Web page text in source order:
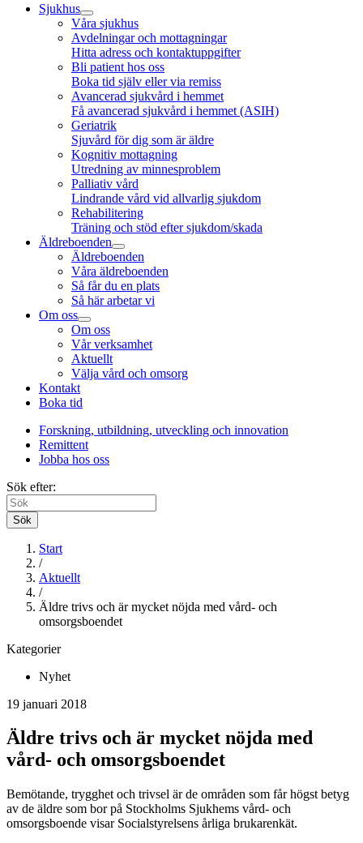
Sjukhus
Våra sjukhus
Avdelningar och mottagningar
Hitta adress och kontaktuppgifter
Bli patient hos oss
Boka tid själv eller via remiss
Avancerad sjukvård i hemmet
Få avancerad sjukvård i hemmet (ASIH)
Geriatrik
Sjuvård för dig som är äldre
Kognitiv mottagning
Utredning av minnesproblem
Palliativ vård
Lindrande vård vid allvarlig sjukdom
Rehabilitering
Träning och stöd efter sjukdom/skada
Äldreboenden
Äldreboenden
Våra äldreboenden
Så får du en plats
Så här arbetar vi
Om oss
Om oss
Vår verksamhet
Aktuellt
Välja vård och omsorg
Kontakt
Boka tid
Forskning, utbildning, utveckling och innovation
Remittent
Jobba hos oss
Sök efter:
Sök
Start
/
Aktuellt
/
Äldre trivs och är mycket nöjda med vård- och
omsorgsboendet
Kategorier
Nyhet
19 januari 2018
Äldre trivs och är mycket nöjda med
vård- och omsorgsboendet
Bemötande, trygghet och trivsel är de områden som får högst betyg
av de äldre som bor på Stockholms Sjukhems vård- och
omsorgsboende visar Socialstyrelsens årliga brukarenkät.